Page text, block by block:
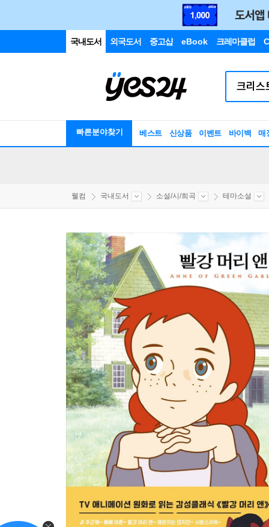
국내도서 외국도서 중고샵 eBook 크레마클럽
빠른분야찾기 베스트 신상품 이벤트 바이백 매
웰컴 국내도서 소설/시/희곡 테마소설